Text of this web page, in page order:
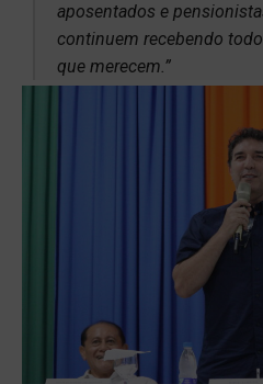
aposentados e
continuem recebendo
que merecem.”